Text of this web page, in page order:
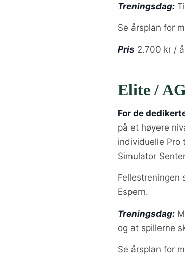
Treningsdag:
Se årsplan for
Pris 2.700 kr /
Elite /
For de
på et høyere
individuelle Pro
Simulator
Fellestreningen
Espern.
Treningsdag:
og at spillerne
Se årsplan for